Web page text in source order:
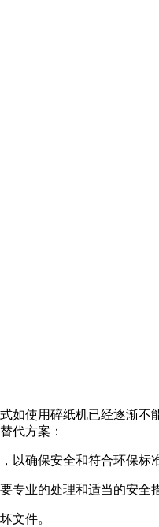
使用碎纸机已经逐渐
代方案：
以确保安全和符合环保标
专业的处理和适当的安全
文件。